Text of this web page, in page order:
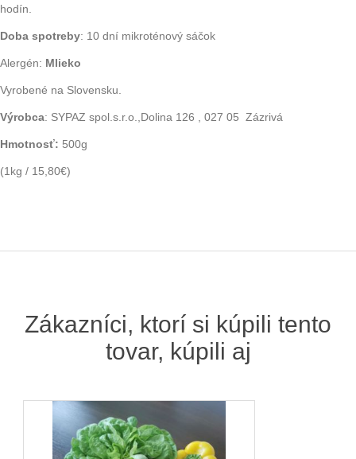
hodín.
Doba spotreby: 10 dní mikroténový sáčok
Alergén: Mlieko
Vyrobené na Slovensku.
Výrobca: SYPAZ spol.s.r.o.,Dolina 126 , 027 05 Zázrivá
Hmotnosť: 500g
(1kg / 15,80€)
Zákazníci, ktorí si kúpili tento
tovar, kúpili aj